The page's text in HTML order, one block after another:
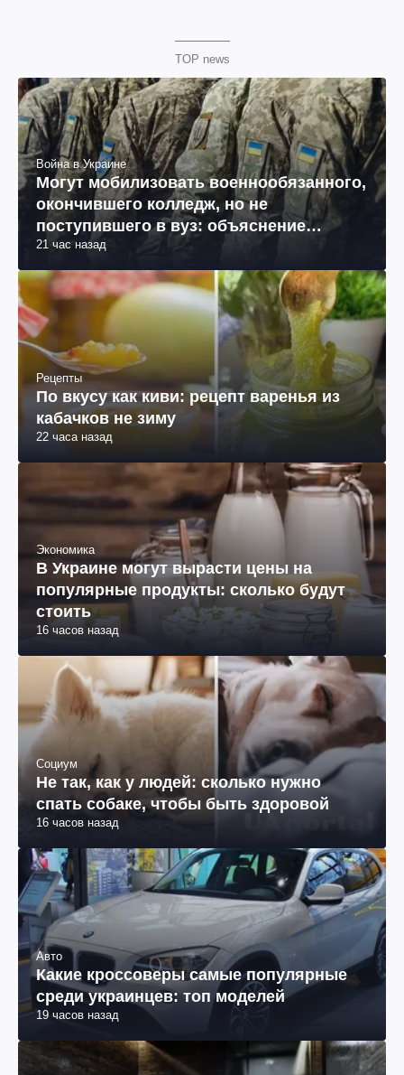
TOP news
Война в Украине
Могут мобилизовать военнообязанного,
окончившего колледж, но не
поступившего в вуз: объяснение
юриста
21 час назад
Рецепты
По вкусу как киви: рецепт варенья из
кабачков не зиму
22 часа назад
Экономика
В Украине могут вырасти цены на
популярные продукты: сколько будут
стоить
16 часов назад
Социум
Не так, как у людей: сколько нужно
спать собаке, чтобы быть здоровой
16 часов назад
Авто
Какие кроссоверы самые популярные
среди украинцев: топ моделей
19 часов назад